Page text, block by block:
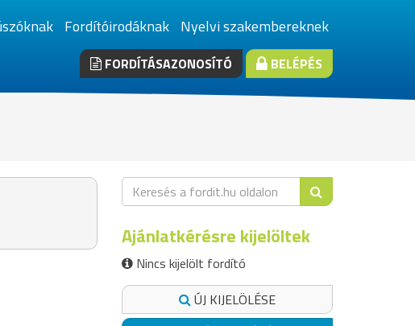
Fordítóirodáknak Nyelvi szakembereknek
FORDÍTÁSAZONOSÍTÓ BELÉPÉS
Ajánlatkérésre kijelöltek
Nincs kijelölt fordító
ÚJ KIJELÖLÉSE